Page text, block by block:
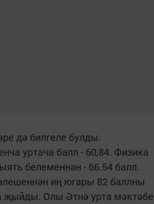
дә билгеле булды.
уртача балл - 60,84. Физика
белеменнән - 66.54 балл.
иң югары 82 баллны
җыйды. Олы Әтнә урта мәктәбе